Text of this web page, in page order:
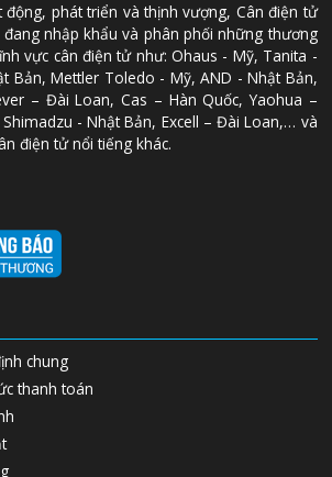
phát triển và thịnh vượng, Cân điện tử
nhập khẩu và phân phối những thương
vực cân điện tử như: Ohaus - Mỹ, Tanita -
Bản, Mettler Toledo - Mỹ, AND - Nhật Bản,
– Đài Loan, Cas – Hàn Quốc, Yaohua –
- Nhật Bản, Excell – Đài Loan,… và
điện tử nổi tiếng khác.
chung
thanh toán